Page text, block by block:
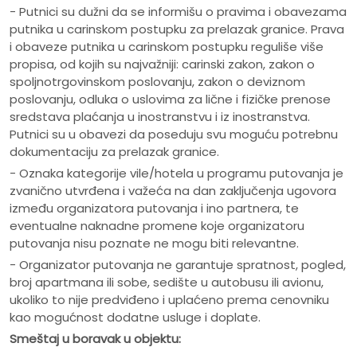
- Putnici su dužni da se informišu o pravima i obavezama
putnika u carinskom postupku za prelazak granice. Prava
i obaveze putnika u carinskom postupku reguliše više
propisa, od kojih su najvažniji: carinski zakon, zakon o
spoljnotrgovinskom poslovanju, zakon o deviznom
poslovanju, odluka o uslovima za lične i fizičke prenose
sredstava plaćanja u inostranstvu i iz inostranstva.
Putnici su u obavezi da poseduju svu moguću potrebnu
dokumentaciju za prelazak granice.
- Oznaka kategorije vile/hotela u programu putovanja je
zvanično utvrđena i važeća na dan zaključenja ugovora
između organizatora putovanja i ino partnera, te
eventualne naknadne promene koje organizatoru
putovanja nisu poznate ne mogu biti relevantne.
- Organizator putovanja ne garantuje spratnost, pogled,
broj apartmana ili sobe, sedište u autobusu ili avionu,
ukoliko to nije predviđeno i uplaćeno prema cenovniku
kao mogućnost dodatne usluge i doplate.
Smeštaj u boravak u objektu: